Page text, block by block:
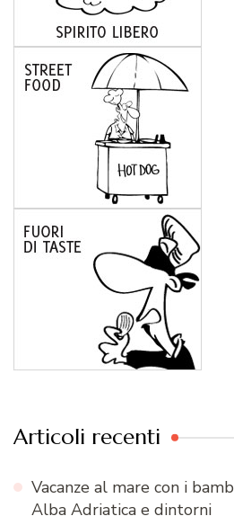
Articoli recenti
Vacanze al mare con i
Alba Adriatica e dintorni